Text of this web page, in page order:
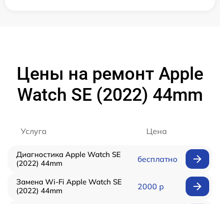
Цены на ремонт Apple
Watch SE (2022) 44mm
Услуга Цена
Диагностика Apple Watch SE
(2022) 44mm
бесплатно
Замена Wi-Fi Apple Watch SE
(2022) 44mm
2000 р